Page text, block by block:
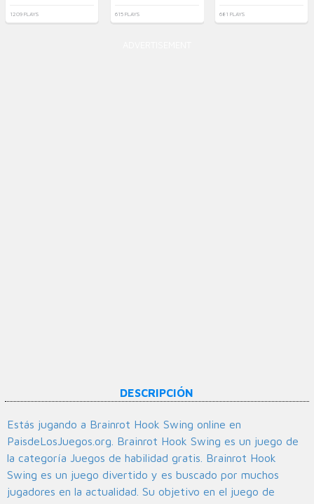
1209 PLAYS 615 PLAYS 681 PLAYS
DESCRIPCIÓN
Estás jugando a Brainrot Hook Swing online en
PaisdeLosJuegos.org. Brainrot Hook Swing es un juego de
la categoría Juegos de habilidad gratis. Brainrot Hook
Swing es un juego divertido y es buscado por muchos
jugadores en la actualidad. Su objetivo en el juego de